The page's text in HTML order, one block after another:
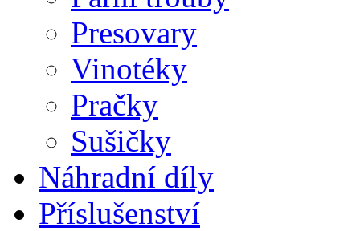
Presovary
Vinotéky
Pračky
Sušičky
Náhradní díly
Příslušenství